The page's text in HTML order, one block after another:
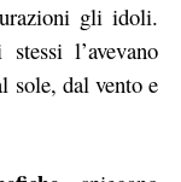
gli idoli.
l’avevano
sole, dal vento e